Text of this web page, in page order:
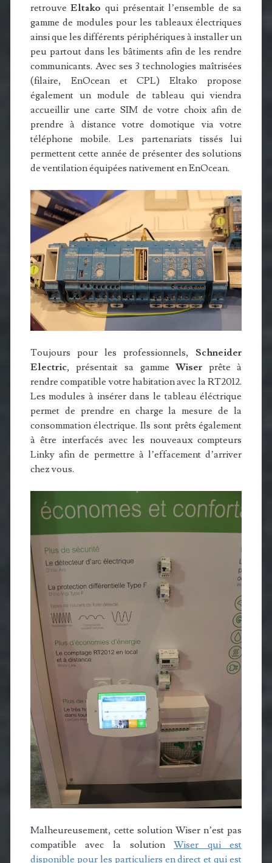
retrouveEltako qui présentait l’ensemble de sa
gamme de modules pour les tableaux électriques
ainsi que les différents périphériques à installer un
peu partout dans les bâtiments afin de les rendre
communicants. Avec ses 3 technologies maîtrisées
(filaire, EnOcean et CPL) Eltako propose
également un module de tableau qui viendra
accueillir une carte SIM de votre choix afin de
prendre à distance votre domotique via votre
téléphone mobile. Les partenariats tissés lui
permettent cette année de présenter des solutions
de ventilation équipées nativement en EnOcean.
Toujours pour les professionnels,Schneider
Electric, présentait sa gammeWiser prête à
rendre compatible votre habitation avec la RT2012.
Les modules à insérer dans le tableau éléctrique
permet de prendre en charge la mesure de la
consommation électrique. Ils sont prêts également
à être interfacés avec les nouveaux compteurs
Linky afin de permettre à l’effacement d’arriver
chez vous.
Malheureusement, cette solution Wiser n’est pas
compatible avec la solutionWiser qui est
disponible pour les particuliers en direct et qui est